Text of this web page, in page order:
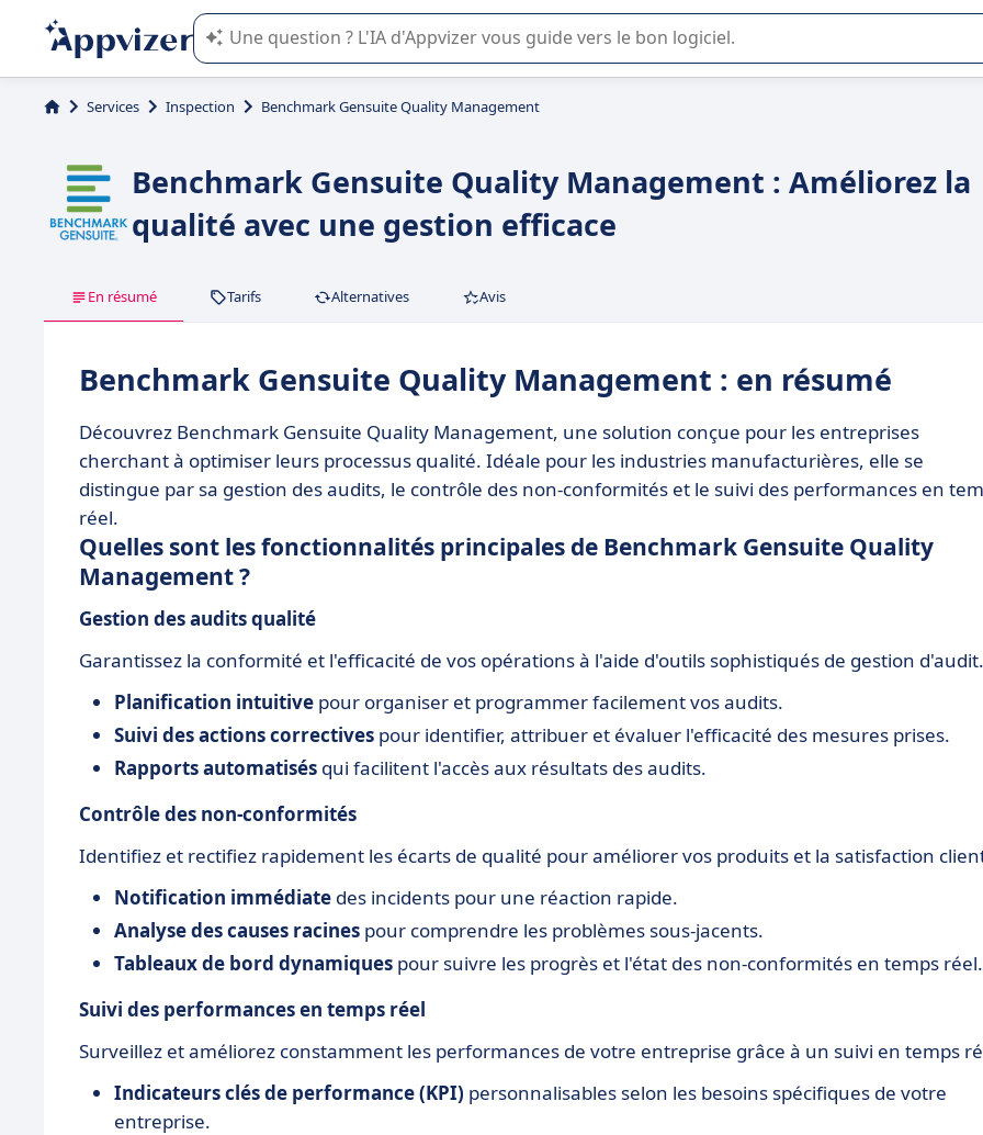
L'IA de Appvizer vous guide dans l'utilisation ou la sélection de logiciel SaaS en entreprise.
Services Inspection Benchmark Gensuite Quality Management
Benchmark Gensuite Quality Management : Améliorez la
qualité avec une gestion efficace
En résumé Tarifs Alternatives Avis
Benchmark Gensuite Quality Management : en résumé
Découvrez Benchmark Gensuite Quality Management, une solution conçue pour les entreprises
cherchant à optimiser leurs processus qualité. Idéale pour les industries manufacturières, elle se
distingue par sa gestion des audits, le contrôle des non-conformités et le suivi des performances en
réel.
Quelles sont les fonctionnalités principales de Benchmark Gensuite Quality
Management ?
Gestion des audits qualité
Garantissez la conformité et l'efficacité de vos opérations à l'aide d'outils sophistiqués de gestion d'audit.
Planification intuitive pour organiser et programmer facilement vos audits.
Suivi des actions correctives pour identifier, attribuer et évaluer l'efficacité des mesures prises.
Rapports automatisés qui facilitent l'accès aux résultats des audits.
Contrôle des non-conformités
Identifiez et rectifiez rapidement les écarts de qualité pour améliorer vos produits et la satisfaction
Notification immédiate des incidents pour une réaction rapide.
Analyse des causes racines pour comprendre les problèmes sous-jacents.
Tableaux de bord dynamiques pour suivre les progrès et l'état des non-conformités en temps réel.
Suivi des performances en temps réel
Surveillez et améliorez constamment les performances de votre entreprise grâce à un suivi en temps
Indicateurs clés de performance (KPI) personnalisables selon les besoins spécifiques de votre
entreprise.